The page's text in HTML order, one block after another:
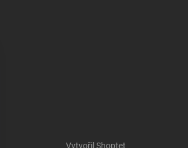
Vytvořil Shoptet